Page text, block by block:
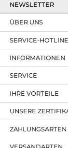
NEWSLETTER
SERVICE-HOTLINE
IHRE VORTEILE
ZAHLUNGSARTEN
ÜBER UNS
UNSERE
INFORMATIONEN
SERVICE